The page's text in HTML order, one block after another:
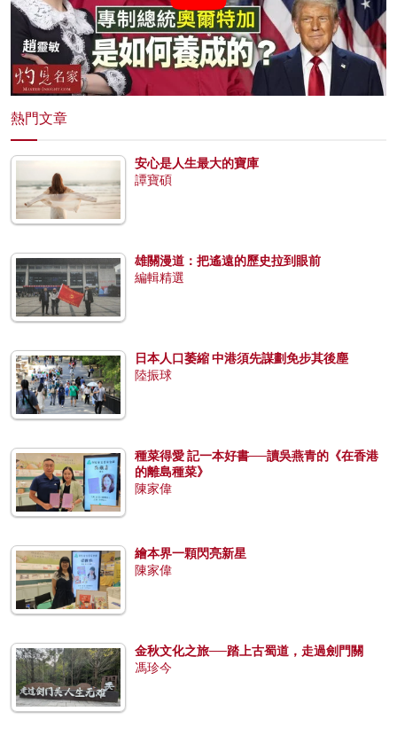
熱門文章
安心是人生最大的寶庫
譚寶碩
雄關漫道：把遙遠的歷史拉到眼前
編輯精選
日本人口萎縮 中港須先謀劃免步其後塵
陸振球
種菜得愛 記一本好書──讀吳燕青的《在香港
的離島種菜》
陳家偉
繪本界一顆閃亮新星
陳家偉
金秋文化之旅──踏上古蜀道，走過劍門關
馮珍今